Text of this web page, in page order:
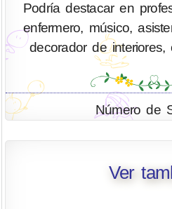
Podría destacar en
enfermero, músico,
decorador de interiores,
Número de
Ver